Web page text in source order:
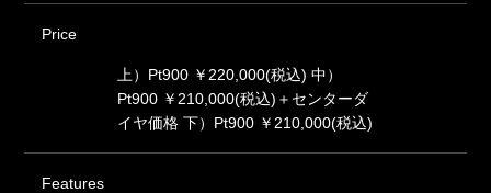
Price
上）Pt900 ￥220,000(税込) 中）
Pt900 ￥210,000(税込)＋センターダ
イヤ価格 下）Pt900 ￥210,000(税込)
Features